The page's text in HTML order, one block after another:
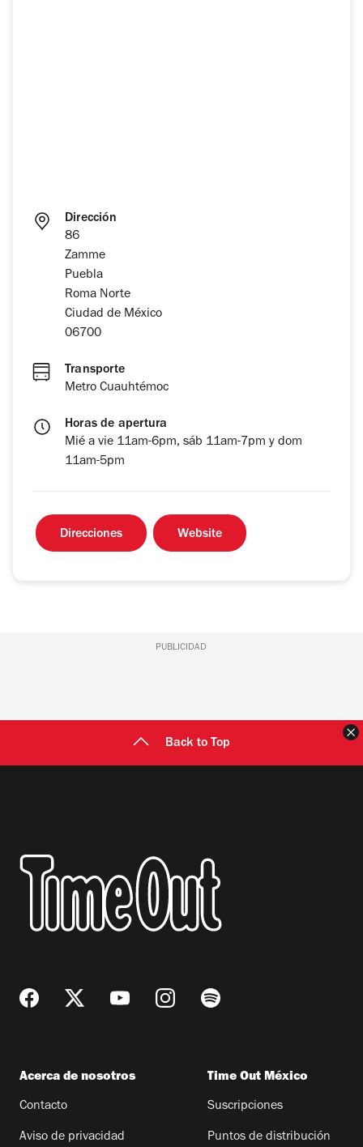
Dirección
86
Zamme
Puebla
Roma Norte
Ciudad de México
06700
Transporte
Metro Cuauhtémoc
Horas de apertura
Mié a vie 11am-6pm, sáb 11am-7pm y dom
11am-5pm
Direcciones Website
PUBLICIDAD
Back to Top
Acerca de nosotros
Contacto
Aviso de privacidad
Time Out México
Suscripciones
Puntos de distribución